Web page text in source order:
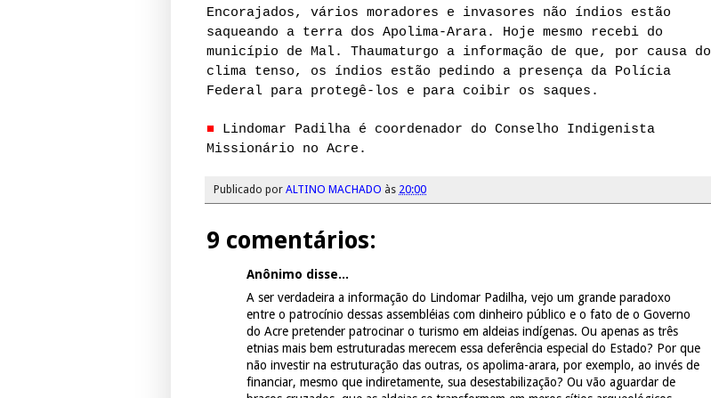
Encorajados, vários moradores e invasores não índios estão
saqueando a terra dos Apolima-Arara. Hoje mesmo recebi do
município de Mal. Thaumaturgo a informação de que, por causa do
clima tenso, os índios estão pedindo a presença da Polícia
Federal para protegê-los e para coibir os saques.
■ Lindomar Padilha é coordenador do Conselho Indigenista
Missionário no Acre.
Publicado por ALTINO MACHADO às 20:00
9 comentários:
Anônimo disse...
A ser verdadeira a informação do Lindomar Padilha, vejo um grande paradoxo
entre o patrocínio dessas assembléias com dinheiro público e o fato de o Governo
do Acre pretender patrocinar o turismo em aldeias indígenas. Ou apenas as três
etnias mais bem estruturadas merecem essa deferência especial do Estado? Por que
não investir na estruturação das outras, os apolima-arara, por exemplo, ao invés de
financiar, mesmo que indiretamente, sua desestabilização? Ou vão aguardar de